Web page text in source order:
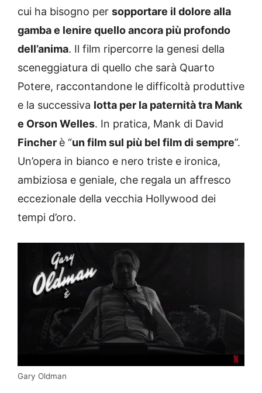
cui ha bisogno per sopportare il dolore alla
gamba e lenire quello ancora più profondo
dell’anima. Il film ripercorre la genesi della
sceneggiatura di quello che sarà Quarto
Potere, raccontandone le difficoltà produttive
e la successiva lotta per la paternità tra Mank
e Orson Welles. In pratica, Mank di David
Fincher è “un film sul più bel film di sempre”.
Un’opera in bianco e nero triste e ironica,
ambiziosa e geniale, che regala un affresco
eccezionale della vecchia Hollywood dei
tempi d’oro.
Gary Oldman